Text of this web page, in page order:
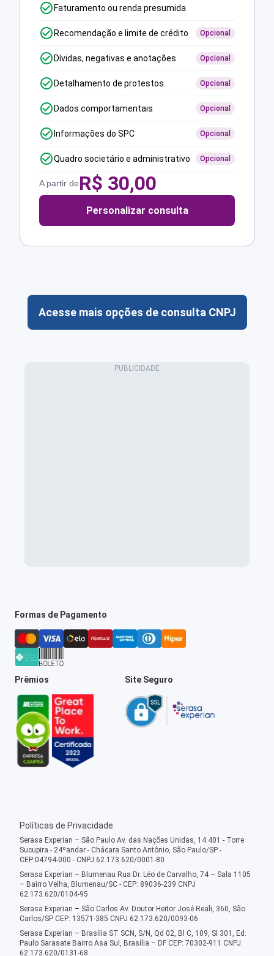
Faturamento ou renda presumida
Recomendação e limite de crédito Opcional
Dívidas, negativas e anotações Opcional
Detalhamento de protestos Opcional
Dados comportamentais Opcional
Informações do SPC Opcional
Quadro societário e administrativo Opcional
A partir deR$ 30,00
Personalizar consulta
Acesse mais opções de consulta CNPJ
Formas de Pagamento
Prêmios Site Seguro
Políticas de Privacidade
Serasa Experian – São Paulo Av. das Nações Unidas, 14.401 - Torre
Sucupira - 24ºandar - Chácara Santo Antônio, São Paulo/SP -
CEP:04794-000 - CNPJ 62.173.620/0001-80
Serasa Experian – Blumenau Rua Dr. Léo de Carvalho, 74 – Sala 1105
– Bairro Velha, Blumenau/SC - CEP: 89036-239 CNPJ
62.173.620/0104-95
Serasa Experian – São Carlos Av. Doutor Heitor José Reali, 360, São
Carlos/SP CEP: 13571-385 CNPJ 62.173.620/0093-06
Serasa Experian – Brasília ST SCN, S/N, Qd 02, Bl C, 109, Sl 301, Ed.
Paulo Sarasate Bairro Asa Sul, Brasília – DF CEP: 70302-911 CNPJ
62.173.620/0131-68